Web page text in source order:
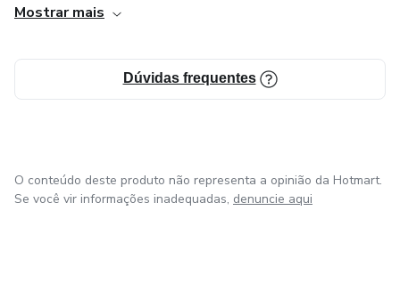
📄 O que você recebe
✔ PDF organizado e visual
✔ Diagramas no braço da guitarra
✔ Exercícios diretos ao ponto
Motivado pelo desejo de ensinar e compartilhar
objetivo de ajudar músicos iniciantes e intermediários a
evoluírem com mais consciência, segurança e liberdade
Mostrar mais
Dúvidas frequentes
O conteúdo deste produto não representa a opinião da Hotmart.
Se você vir informações inadequadas, denuncie aqui